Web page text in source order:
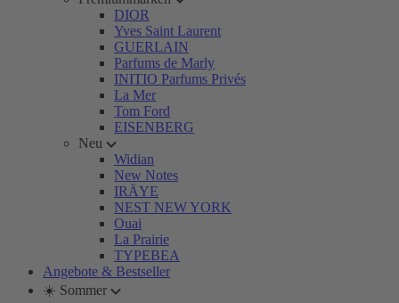
DIOR
Yves Saint Laurent
GUERLAIN
Parfums de Marly
INITIO Parfums Privés
La Mer
Tom Ford
EISENBERG
Neu
Widian
New Notes
IRÄYE
NEST NEW YORK
Ouai
La Prairie
TYPEBEA
Angebote & Bestseller
☀️ Sommer